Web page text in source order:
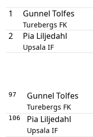
1 Gunnel Tolfes
Turebergs FK
2 Pia Liljedahl
Upsala IF
97 Gunnel Tolfes
Turebergs FK
106 Pia Liljedahl
Upsala IF